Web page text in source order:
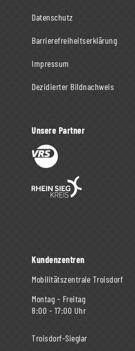
Datenschutz
Barrierefreiheitserklärung
Impressum
Dezidierter Bildnachweis
Unsere Partner
Kundenzentren
Mobilitätszentrale Troisdorf
Montag - Freitag
8:00 - 17:00 Uhr
Troisdorf-Sieglar